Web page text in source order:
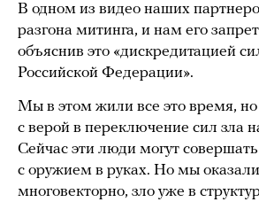
В одном из видео наших
разгона митинга, и нам его
объяснив это «дискредитацией
Российской Федерации».
Мы в этом жили все это время,
с верой в переключение сил зла
Сейчас эти люди могут совершать
с оружием в руках. Но мы
многовекторно, зло уже в